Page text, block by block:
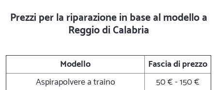
Prezzi per la riparazione in base al modello a
Reggio di Calabria
Modello
Fascia di prezzo
Aspirapolvere a traino
50 € - 150 €